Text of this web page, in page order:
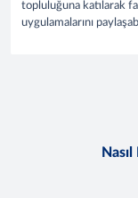
topluluğuna katılarak
uygulamalarını